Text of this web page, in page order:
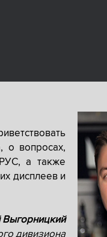
о вопросах,
а также
дисплеев и
Выгорницкий
дивизиона